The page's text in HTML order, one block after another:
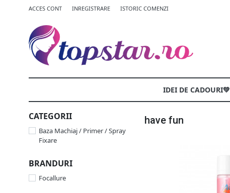
ACCES CONT INREGISTRARE ISTORIC COMENZI
IDEI DE CADOURI💚
CATEGORII
Baza Machiaj / Primer / Spray
Fixare
BRANDURI
Focallure
have fun